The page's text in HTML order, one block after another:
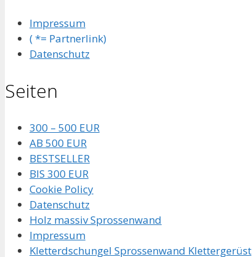
Impressum
( *= Partnerlink)
Datenschutz
Seiten
300 – 500 EUR
AB 500 EUR
BESTSELLER
BIS 300 EUR
Cookie Policy
Datenschutz
Holz massiv Sprossenwand
Impressum
Kletterdschungel Sprossenwand Klettergerüst